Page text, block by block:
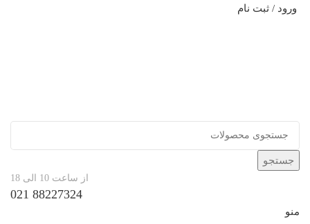
ورود / ثبت نام
جستجو
از ساعت 10 الی 18
88227324 021
منو